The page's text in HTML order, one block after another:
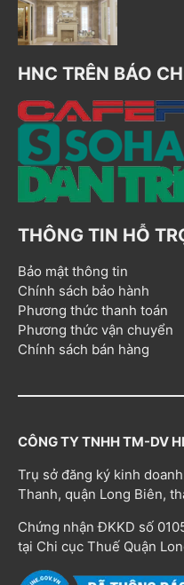
HNC TRÊN BÁO
THÔNG TIN HỖ
Bảo mật thông tin
Chính sách bảo hành
Phương thức thanh toán
Phương thức vận chuyển
Chính sách bán hàng
CÔNG TY TNHH TM-DV
Trụ sở đăng ký kinh
Thanh, quận Long Biên,
Chứng nhận ĐKKD số
tại Chi cục Thuế Quận